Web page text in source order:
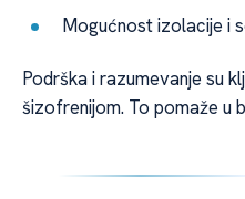
Mogućnost izolacije i
Podrška i razumevanje su
šizofrenijom. To pomaže u